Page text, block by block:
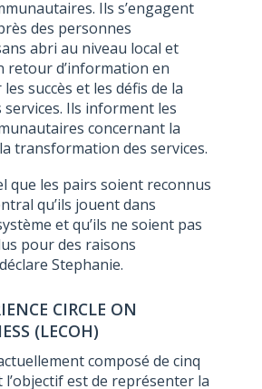
Ils s’engagent
des personnes
abri au niveau local et
retour d’information en
succès et les défis de la
Ils informent les
concernant la
transformation des services.
que les pairs soient reconnus
qu’ils jouent dans
et qu’ils ne soient pas
pour des raisons
Stephanie.
CIRCLE ON
(LECOH)
composé de cinq
est de représenter la